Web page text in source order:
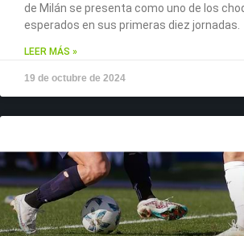
de Milán se presenta como uno de los
esperados en sus primeras diez jornadas.
LEER MÁS »
19 de octubre de 2024